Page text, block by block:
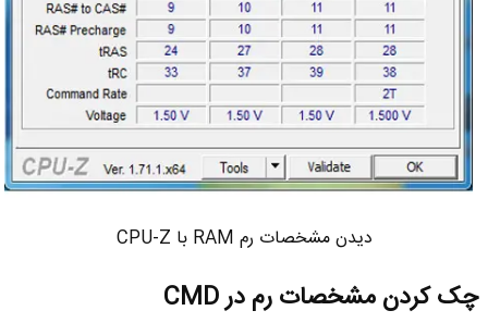
دیدن مشخصات رم RAM با CPU-Z
چک کردن مشخصات رم در CMD